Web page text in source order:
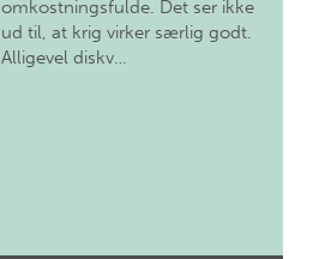
omkostningsfulde. Det ser ikke
ud til, at krig virker særlig godt.
Alligevel diskv…